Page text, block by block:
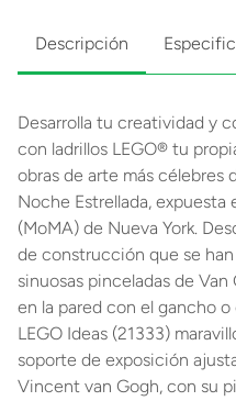
Descripción
Desarrolla tu creatividad y
con ladrillos LEGO® tu
obras de arte más célebres
Noche Estrellada,
(MoMA) de Nueva York.
de construcción que se
sinuosas pinceladas de
en la pared con el gancho
LEGO Ideas (21333)
soporte de exposición
Vincent van Gogh, con su